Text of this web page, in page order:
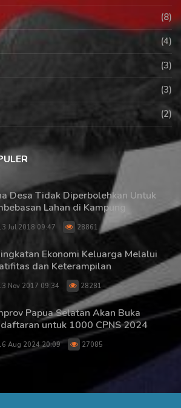
(8)
(4)
(3)
(3)
(2)
Desa Tidak Diperbolehkan Untuk
Lahan di Kampung
Jul 2018 09:47 28861
Ekonomi Keluarga Melalui
dan Keterampilan
Nov 2017 09:34 28281
Papua Selatan Akan Buka
untuk 1000 CPNS 2024
Aug 2024 20:09 27085